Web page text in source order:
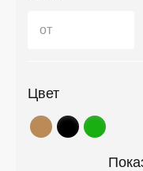
от
Цвет